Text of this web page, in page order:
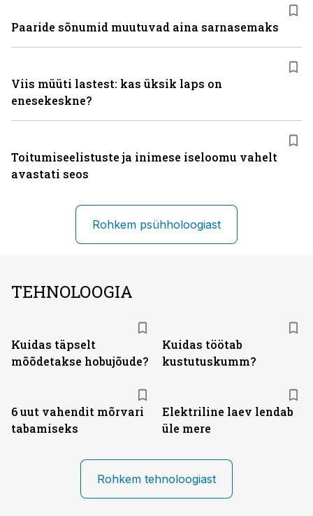
Paaride sõnumid muutuvad aina sarnasemaks
Viis müüti lastest: kas üksik laps on
enesekeskne?
Toitumiseelistuste ja inimese iseloomu vahelt
avastati seos
Rohkem psühholoogiast
TEHNOLOOGIA
Kuidas täpselt
mõõdetakse hobujõude?
Kuidas töötab
kustutuskumm?
6 uut vahendit mõrvari
tabamiseks
Elektriline laev lendab
üle mere
Rohkem tehnoloogiast